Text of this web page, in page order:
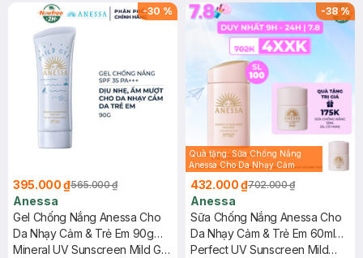
-30 %
395.000 ₫565.000 ₫
Anessa
Gel Chống Nắng Anessa Cho
Da Nhạy Cảm & Trẻ Em 90g
(Mới)
Mineral UV Sunscreen Mild Gel
-38%
Quà tặng: Sữa Chống Nắng
Anessa Cho Da Nhạy Cảm
432.000 ₫702.000 ₫
Anessa
Sữa Chống Nắng Anessa Cho
Da Nhạy Cảm & Trẻ Em 60ml
(Mới)
Perfect UV Sunscreen Mild